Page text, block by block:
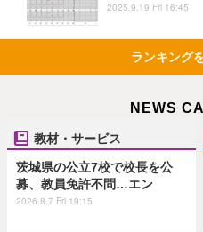
2025.9.19 Fri 16:45
ランキング
NEWS
教材・サービス
茨城県の公立7校で校長を公
募、教員免許不問…エン
2026.8.7 Fri 19:15